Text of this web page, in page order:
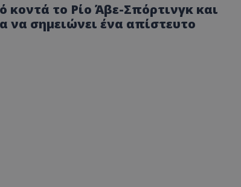
το Ρίο Άβε-Σπόρτινγκ και
σημειώνει ένα απίστευτο